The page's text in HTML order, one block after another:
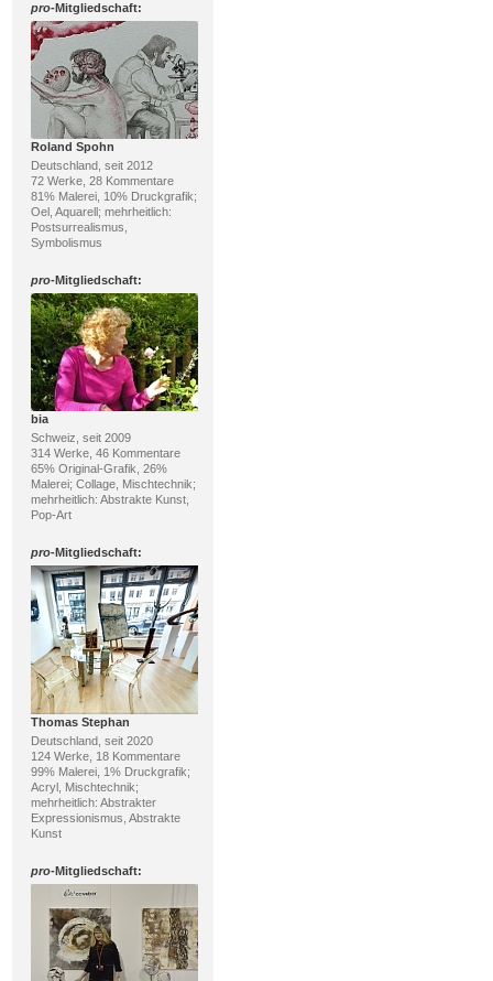
pro-Mitgliedschaft:
Roland Spohn
Deutschland, seit 2012
72 Werke, 28 Kommentare
81% Malerei, 10% Druckgrafik;
Oel, Aquarell; mehrheitlich:
Postsurrealismus,
Symbolismus
pro-Mitgliedschaft:
bia
Schweiz, seit 2009
314 Werke, 46 Kommentare
65% Original-Grafik, 26%
Malerei; Collage, Mischtechnik;
mehrheitlich: Abstrakte Kunst,
Pop-Art
pro-Mitgliedschaft:
Thomas Stephan
Deutschland, seit 2020
124 Werke, 18 Kommentare
99% Malerei, 1% Druckgrafik;
Acryl, Mischtechnik;
mehrheitlich: Abstrakter
Expressionismus, Abstrakte
Kunst
pro-Mitgliedschaft: